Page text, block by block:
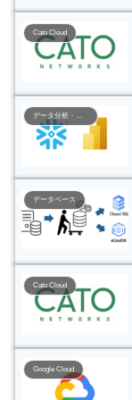
Cato Cloud
データ分析・活用基盤
データベース
Cato Cloud
Google Cloud